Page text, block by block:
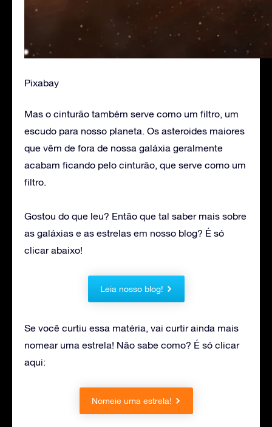
Pixabay
Mas o cinturão também serve como um filtro, um
escudo para nosso planeta. Os asteroides maiores
que vêm de fora de nossa galáxia geralmente
acabam ficando pelo cinturão, que serve como um
filtro.
Gostou do que leu? Então que tal saber mais sobre
as galáxias e as estrelas em nosso blog? É só
clicar abaixo!
Leia nosso blog!
Se você curtiu essa matéria, vai curtir ainda mais
nomear uma estrela! Não sabe como? É só clicar
aqui:
Nomeie uma estrela!